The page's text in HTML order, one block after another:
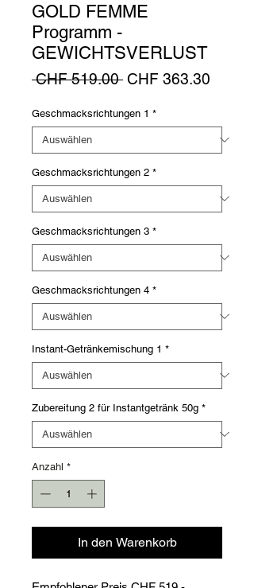
GOLD FEMME
Programm -
GEWICHTSVERLUST
CHF 519.00 Standardpreis
CHF 363.30
Geschmacksrichtungen 1 *
Geschmacksrichtungen 2 *
Geschmacksrichtungen 3 *
Geschmacksrichtungen 4 *
Instant-Getränkemischung 1 *
Zubereitung 2 für Instantgetränk 50g *
Anzahl *
In den Warenkorb